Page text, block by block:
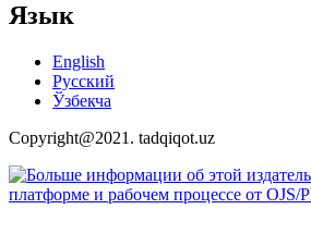
Язык
English
Русский
Ўзбекча
Copyright@2021. tadqiqot.uz